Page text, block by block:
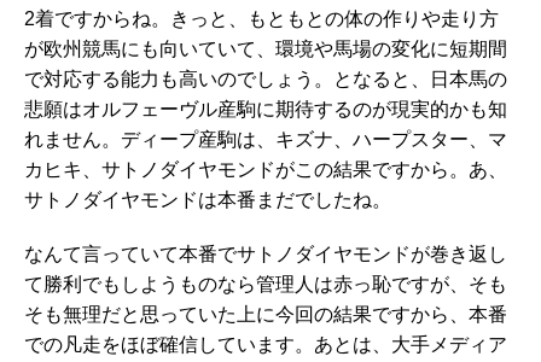
2着ですからね。きっと、もともとの体の作りや走り方
が欧州競馬にも向いていて、環境や馬場の変化に短期間
で対応する能力も高いのでしょう。となると、日本馬の
悲願はオルフェーヴル産駒に期待するのが現実的かも知
れません。ディープ産駒は、キズナ、ハープスター、マ
カヒキ、サトノダイヤモンドがこの結果ですから。あ、
サトノダイヤモンドは本番まだでしたね。
なんて言っていて本番でサトノダイヤモンドが巻き返し
て勝利でもしようものなら管理人は赤っ恥ですが、そも
そも無理だと思っていた上に今回の結果ですから、本番
での凡走をほぼ確信しています。あとは、大手メディア